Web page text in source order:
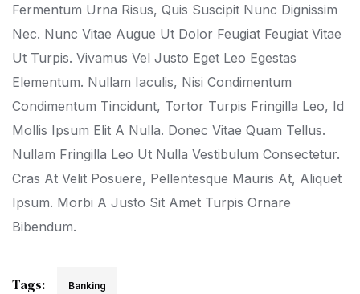
Fermentum Urna Risus, Quis Suscipit Nunc Dignissim
Nec. Nunc Vitae Augue Ut Dolor Feugiat Feugiat Vitae
Ut Turpis. Vivamus Vel Justo Eget Leo Egestas
Elementum. Nullam Iaculis, Nisi Condimentum
Condimentum Tincidunt, Tortor Turpis Fringilla Leo, Id
Mollis Ipsum Elit A Nulla. Donec Vitae Quam Tellus.
Nullam Fringilla Leo Ut Nulla Vestibulum Consectetur.
Cras At Velit Posuere, Pellentesque Mauris At, Aliquet
Ipsum. Morbi A Justo Sit Amet Turpis Ornare
Bibendum.
Tags: Banking